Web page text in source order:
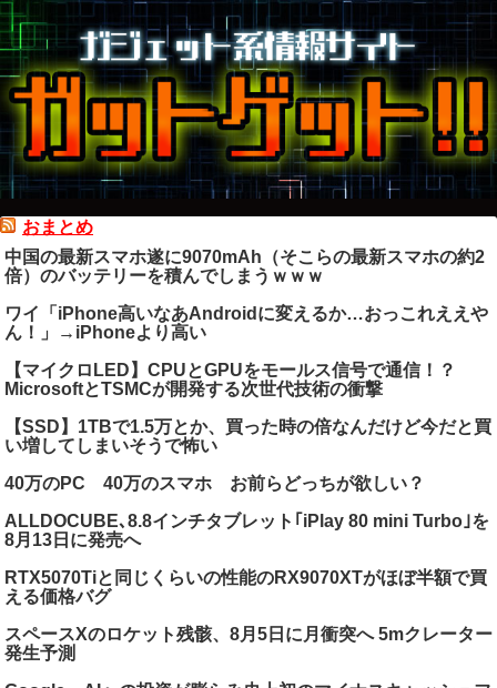
おまとめ
中国の最新スマホ遂に9070mAh（そこらの最新スマホの約2
倍）のバッテリーを積んでしまうｗｗｗ
ワイ「iPhone高いなあAndroidに変えるか…おっこれええや
ん！」→iPhoneより高い
【マイクロLED】CPUとGPUをモールス信号で通信！？
MicrosoftとTSMCが開発する次世代技術の衝撃
【SSD】1TBで1.5万とか、買った時の倍なんだけど今だと買
い増してしまいそうで怖い
40万のPC 40万のスマホ お前らどっちが欲しい？
ALLDOCUBE､8.8インチタブレット｢iPlay 80 mini Turbo｣を
8月13日に発売へ
RTX5070Tiと同じくらいの性能のRX9070XTがほぼ半額で買
える価格バグ
スペースXのロケット残骸、8月5日に月衝突へ 5mクレーター
発生予測